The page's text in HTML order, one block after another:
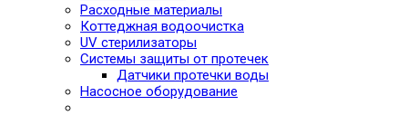
Расходные материалы
Коттеджная водоочистка
UV стерилизаторы
Системы защиты от протечек
Датчики протечки воды
Насосное оборудование